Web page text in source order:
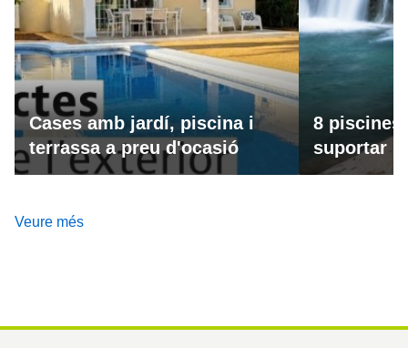
Cases amb jardí, piscina i
terrassa a preu d'ocasió
8 piscines
suportar
Veure més